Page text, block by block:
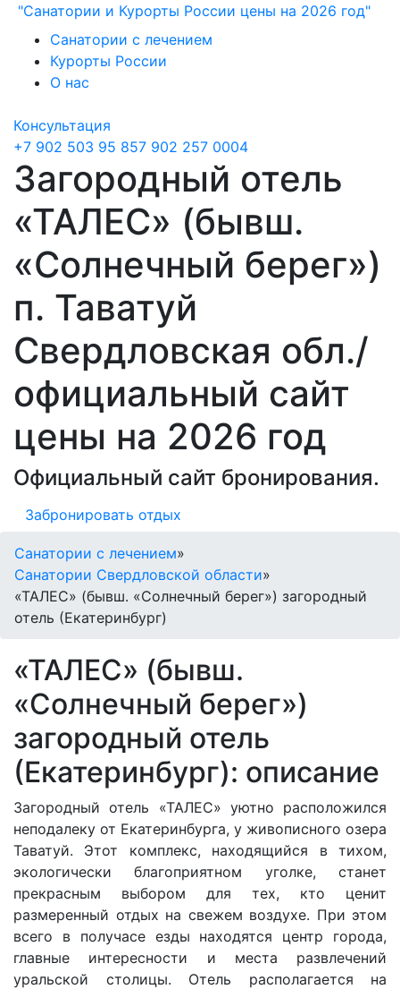
"Санатории и Курорты России цены на 2026 год"
Санатории с лечением
Курорты России
О нас
Консультация
+7 902 503 95 857 902 257 0004
Загородный отель
«ТАЛЕС» (бывш.
«Солнечный берег»)
п. Таватуй
Свердловская обл./
официальный сайт
цены на 2026 год
Официальный сайт бронирования.
Забронировать отдых
Санатории с лечением»
Санатории Свердловской области»
«ТАЛЕС» (бывш. «Солнечный берег») загородный
отель (Екатеринбург)
«ТАЛЕС» (бывш.
«Солнечный берег»)
загородный отель
(Екатеринбург): описание
Загородный отель «ТАЛЕС» уютно расположился
неподалеку от Екатеринбурга, у живописного озера
Таватуй. Этот комплекс, находящийся в тихом,
экологически благоприятном уголке, станет
прекрасным выбором для тех, кто ценит
размеренный отдых на свежем воздухе. При этом
всего в получасе езды находятся центр города,
главные интересности и места развлечений
уральской столицы. Отель располагается на